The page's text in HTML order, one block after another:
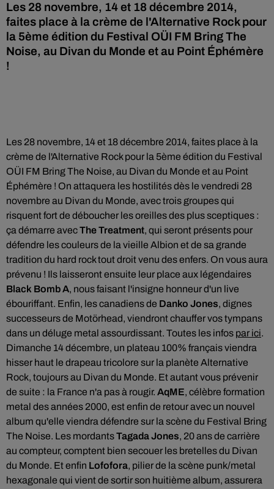
Les 28 novembre, 14 et 18 décembre 2014,
faites place à la crème de l'Alternative Rock pour
la 5ème édition du Festival OÜI FM Bring The
Noise, au Divan du Monde et au Point Éphémère
!
Les 28 novembre, 14 et 18 décembre 2014, faites place à la
crème de l'Alternative Rock pour la 5ème édition du Festival
OÜI FM Bring The Noise, au Divan du Monde et au Point
Éphémère ! On attaquera les hostilités dès le vendredi 28
novembre au Divan du Monde, avec trois groupes qui
risquent fort de déboucher les oreilles des plus sceptiques :
ça démarre avecThe Treatment, qui seront présents pour
défendre les couleurs de la vieille Albion et de sa grande
tradition du hard rock tout droit venu des enfers. On vous aura
prévenu ! Ils laisseront ensuite leur place aux légendaires
Black Bomb A, nous faisant l'insigne honneur d'un live
ébouriffant. Enfin, les canadiens de Danko Jones, dignes
successeurs de Motörhead, viendront chauffer vos tympans
dans un déluge metal assourdissant. Toutes les infos par ici.
Dimanche 14 décembre, un plateau 100% français viendra
hisser haut le drapeau tricolore sur la planète Alternative
Rock, toujours au Divan du Monde. Et autant vous prévenir
de suite : la France n'a pas à rougir. AqME, célèbre formation
metal des années 2000, est enfin de retour avec un nouvel
album qu'elle viendra défendre sur la scène du Festival Bring
The Noise. Les mordantsTagada Jones, 20 ans de carrière
au compteur, comptent bien secouer les bretelles du Divan
du Monde. Et enfin Lofofora, pilier de la scène punk/metal
hexagonale qui vient de sortir son huitième album, assurera